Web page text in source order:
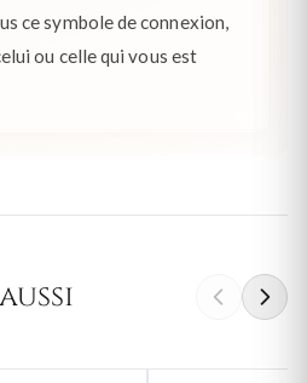
ce symbole de connexion,
ou celle qui vous est